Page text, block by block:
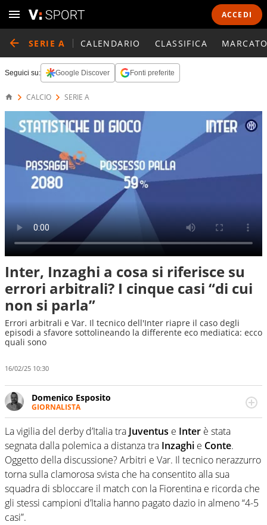
ACCEDI
SERIE A CALENDARIO CLASSIFICA
Seguici su: Google Discover Fonti preferite
CALCIO SERIE A
Inter, Inzaghi a cosa si riferisce su
errori arbitrali? I cinque casi “di cui
non si parla”
Errori arbitrali e Var. Il tecnico dell'Inter riapre il caso degli
episodi a sfavore sottolineando la differente eco mediatica: ecco
quali sono
16/02/25 10:30
Domenico Esposito
GIORNALISTA
Da vent’anni in campo e sul campo per vivere ogni evento
in tutte le sue sfaccettature. Passione smisurata per il
calcio e per la sfera di cuoio. Il pallone è una cosa
serissima, guai a dirgli di no
La vigilia del derby d’Italia tra Juventus e Inter è stata
segnata dalla polemica a distanza tra Inzaghi e Conte.
Oggetto della discussione? Arbitri e Var. Il tecnico nerazzurro
torna sulla clamorosa svista che ha consentito alla sua
squadra di sbloccare il match con la Fiorentina e ricorda che
gli stessi campioni d’Italia hanno pagato dazio in almeno “4-5
casi”.